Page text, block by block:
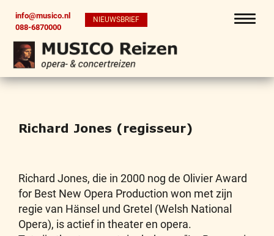
info@musico.nl
088-6870000
NIEUWSBRIEF
Richard Jones (regisseur)
Richard Jones, die in 2000 nog de Olivier Award
for Best New Opera Production won met zijn
regie van Hänsel und Gretel (Welsh National
Opera), is actief in theater en opera.